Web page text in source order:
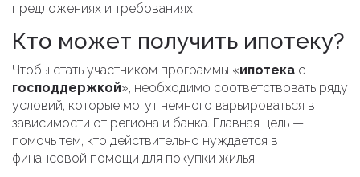
предложениях и требованиях.
Кто может получить ипотеку?
Чтобы стать участником программы «ипотека с
господдержкой», необходимо соответствовать ряду
условий, которые могут немного варьироваться в
зависимости от региона и банка. Главная цель —
помочь тем, кто действительно нуждается в
финансовой помощи для покупки жилья.